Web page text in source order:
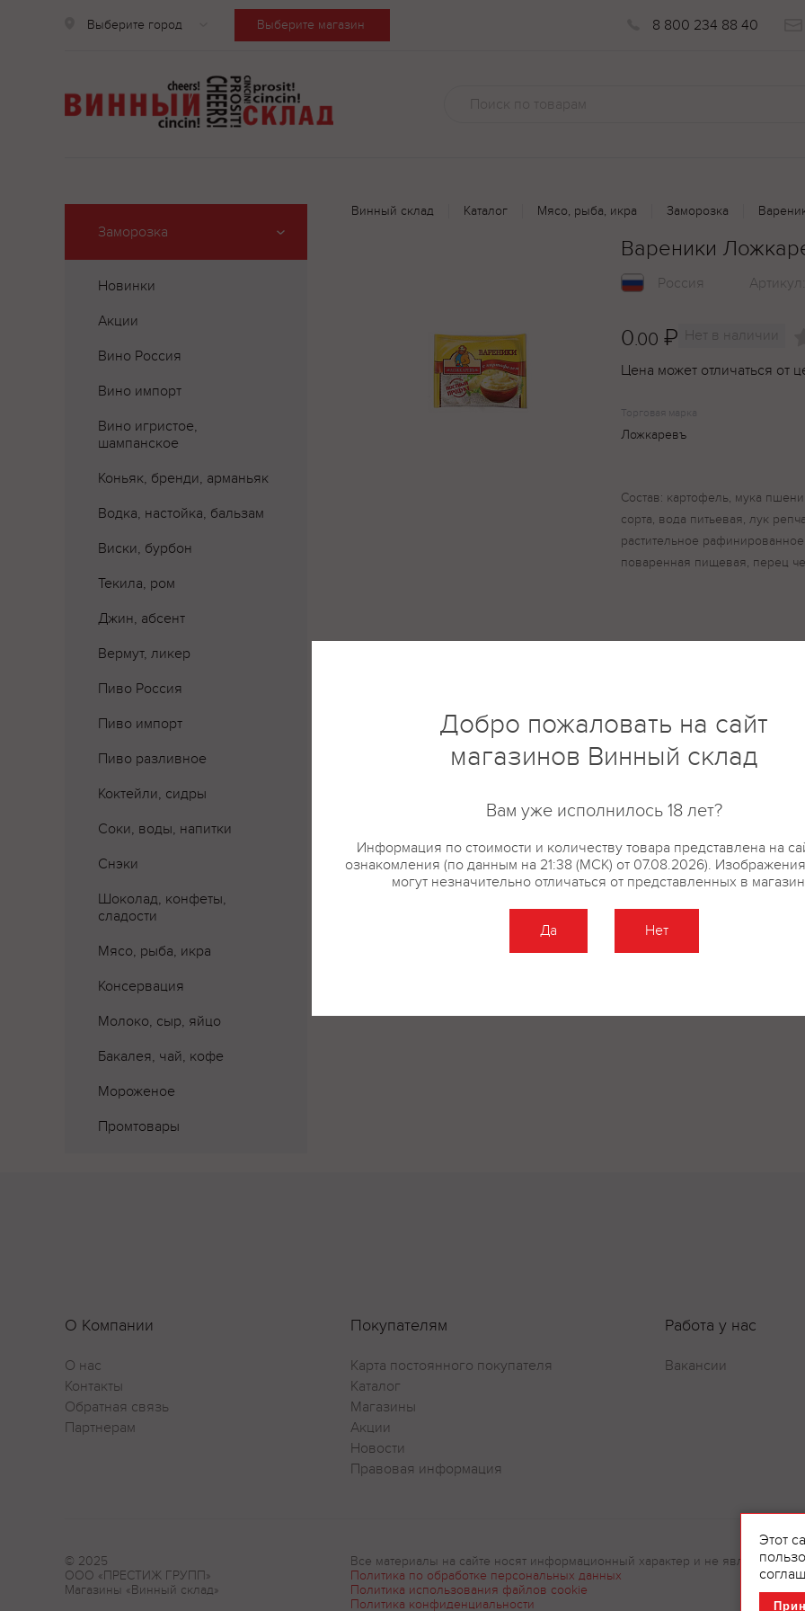
Выберите город Выберите магазин 8 800 234 88 40
Заморозка
Новинки
Акции
Вино Россия
Вино импорт
Вино игристое,
шампанское
Коньяк, бренди, арманьяк
Водка, настойка, бальзам
Виски, бурбон
Текила, ром
Джин, абсент
Вермут, ликер
Пиво Россия
Пиво импорт
Пиво разливное
Коктейли, сидры
Соки, воды, напитки
Снэки
Шоколад, конфеты,
сладости
Мясо, рыба, икра
Консервация
Молоко, сыр, яйцо
Бакалея, чай, кофе
Мороженое
Промтовары
Винный склад Каталог Мясо, рыба, икра Заморозка
Вареники
Россия Артикул:
0.00 ₽ Нет в наличии
Цена может отличаться от
Торговая марка
Ложкаревъ
Состав: картофель, мука
сорта, вода питьевая, лук
растительное
поваренная пищевая, перец
О Компании
О нас
Контакты
Обратная связь
Партнерам
Покупателям
Карта постоянного покупателя
Каталог
Магазины
Акции
Новости
Правовая информация
Работа у нас
Вакансии
© 2025
ООО «ПРЕСТИЖ ГРУПП»
Магазины «Винный склад»
Все материалы на сайте носят информационный характер и не являются
Политика по обработке персональных данных
Политика использования файлов cookie
Политика конфиденциальности
Этот
Добро пожаловать на сайт
магазинов Винный склад
Вам уже исполнилось 18 лет?
Информация по стоимости и количеству товара представлена на
ознакомления (по данным на 21:38 (МСК) от 07.08.2026).
могут незначительно отличаться от представленных в
Да Нет